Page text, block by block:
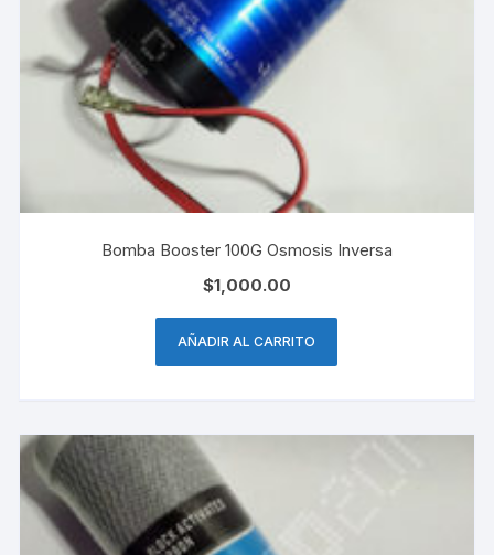
Bomba Booster 100G Osmosis Inversa
$1,000.00
AÑADIR AL CARRITO